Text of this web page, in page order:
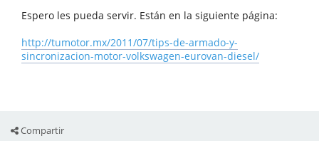
Espero les pueda servir. Están en la siguiente página:
http://tumotor.mx/2011/07/tips-de-armado-y-
sincronizacion-motor-volkswagen-eurovan-diesel/
Compartir